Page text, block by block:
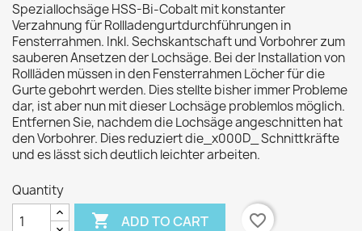
Speziallochsäge HSS-Bi-Cobalt mit konstanter
Verzahnung für Rollladengurtdurchführungen in
Fensterrahmen. Inkl. Sechskantschaft und Vorbohrer zum
sauberen Ansetzen der Lochsäge. Bei der Installation von
Rollläden müssen in den Fensterrahmen Löcher für die
Gurte gebohrt werden. Dies stellte bisher immer Probleme
dar, ist aber nun mit dieser Lochsäge problemlos möglich.
Entfernen Sie, nachdem die Lochsäge angeschnitten hat
den Vorbohrer. Dies reduziert die_x000D_ Schnittkräfte
und es lässt sich deutlich leichter arbeiten.
Quantity
 ADD TO CART
favorite_border